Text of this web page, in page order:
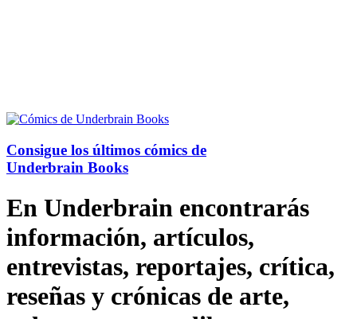
Consigue los últimos cómics de
Underbrain Books
En Underbrain encontrarás
información, artículos,
entrevistas, reportajes, crítica,
reseñas y crónicas de arte,